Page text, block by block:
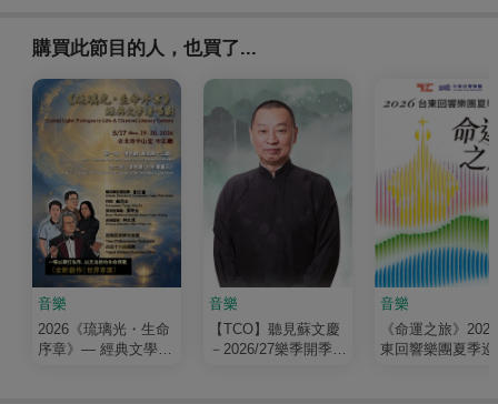
購買此節目的人，也買了...
音樂
2026《琉璃光・生命
序章》— 經典文學清
音樂
【TCO】聽見蘇文慶
－2026/27樂季開季音
音樂
《命運之旅》
東回響樂團夏季巡